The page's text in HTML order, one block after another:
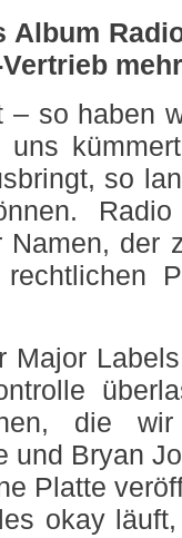
Album
– so haben
so
Namen, der
Major
die
und Bryan
Platte
okay